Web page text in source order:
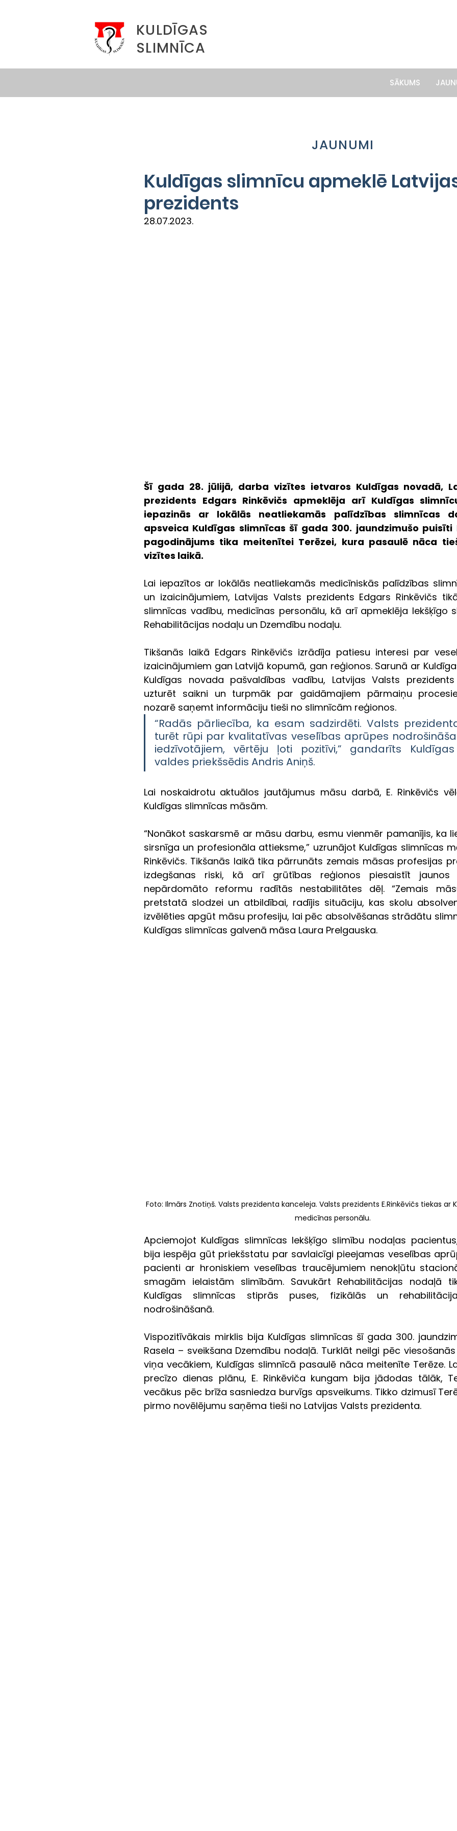
KULDĪGAS
SLIMNĪCA
SĀKUMS
JAUNUMI
Kuldīgas slimnīcu apmeklē
prezidents
28.07.2023.
Šī gada 28. jūlijā, darba vizītes ietvaros Kuldīgas novadā,
prezidents Edgars Rinkēvičs apmeklēja arī Kuldīgas
iepazinās ar lokālās neatliekamās palīdzības slimnīcas
apsveica Kuldīgas slimnīcas šī gada 300. jaundzimušo puisīti
pagodinājums tika meitenītei Terēzei, kura pasaulē nāca
vizītes laikā.
Lai iepazītos ar lokālās neatliekamās medicīniskās palīdzības
un izaicinājumiem, Latvijas Valsts prezidents Edgars Rinkēvičs
slimnīcas vadību, medicīnas personālu, kā arī apmeklēja Iekšķīgo
Rehabilitācijas nodaļu un Dzemdību nodaļu.
Tikšanās laikā Edgars Rinkēvičs izrādīja patiesu interesi par
izaicinājumiem gan Latvijā kopumā, gan reģionos. Sarunā ar
Kuldīgas novada pašvaldības vadību, Latvijas Valsts
uzturēt saikni un turpmāk par gaidāmajiem pārmaiņu
nozarē saņemt informāciju tieši no slimnīcām reģionos.
“Radās pārliecība, ka esam sadzirdēti. Valsts
turēt rūpi par kvalitatīvas veselības aprūpes
iedzīvotājiem, vērtēju ļoti pozitīvi,” gandarīts
valdes priekšsēdis Andris Aniņš.
Lai noskaidrotu aktuālos jautājumus māsu darbā, E. Rinkēvičs
Kuldīgas slimnīcas māsām.
“Nonākot saskarsmē ar māsu darbu, esmu vienmēr pamanījis, ka
sirsnīga un profesionāla attieksme,” uzrunājot Kuldīgas slimnīcas
Rinkēvičs. Tikšanās laikā tika pārrunāts zemais māsas profesijas
izdegšanas riski, kā arī grūtības reģionos piesaistīt jaunos
nepārdomāto reformu radītās nestabilitātes dēļ. “Zemais
pretstatā slodzei un atbildībai, radījis situāciju, kas skolu
izvēlēties apgūt māsu profesiju, lai pēc absolvēšanas strādātu
Kuldīgas slimnīcas galvenā māsa Laura Prelgauska.
Foto: Ilmārs Znotiņš. Valsts prezidenta kanceleja. Valsts prezidents E.Rinkēvičs tiekas ar
medicīnas personālu.
Apciemojot Kuldīgas slimnīcas Iekšķīgo slimību nodaļas
bija iespēja gūt priekšstatu par savlaicīgi pieejamas veselības
pacienti ar hroniskiem veselības traucējumiem nenokļūtu
smagām ielaistām slimībām. Savukārt Rehabilitācijas nodaļā
Kuldīgas slimnīcas stiprās puses, fizikālās un
nodrošināšanā.
Vispozitīvākais mirklis bija Kuldīgas slimnīcas šī gada 300.
Rasela – sveikšana Dzemdību nodaļā. Turklāt neilgi pēc
viņa vecākiem, Kuldīgas slimnīcā pasaulē nāca meitenīte Terēze.
precīzo dienas plānu, E. Rinkēviča kungam bija jādodas tālāk,
vecākus pēc brīža sasniedza burvīgs apsveikums. Tikko dzimusī
pirmo novēlējumu saņēma tieši no Latvijas Valsts prezidenta.